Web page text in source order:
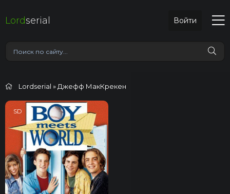
Lordserial Войти
Lordserial » Джефф МакКрекен
SD